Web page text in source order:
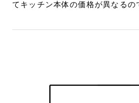
てキッチン本体の価格が異なるの